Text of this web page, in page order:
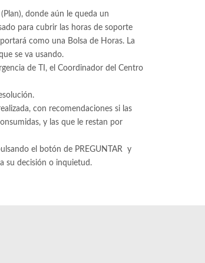
donde aún le queda un
para cubrir las horas de soporte
como una Bolsa de Horas. La
se va usando.
de TI, el Coordinador del Centro
con recomendaciones si las
y las que le restan por
el botón de PREGUNTAR y
su decisión o inquietud.